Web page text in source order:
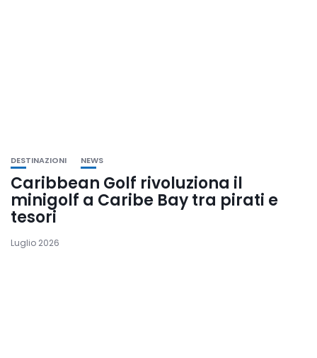
DESTINAZIONI NEWS
Caribbean Golf rivoluziona il
minigolf a Caribe Bay tra pirati e
tesori
Luglio 2026